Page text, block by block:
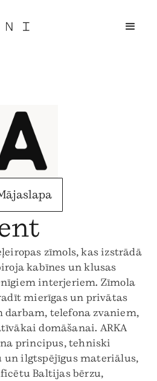
zīmols, kas izstrādā
kabīnes un klusas
interjeriem. Zīmola
mierīgas un privātas
telefona zvaniem,
domāšanai. ARKA
principus, tehniski
ilgtspējīgus materiālus,
Baltijas bērzu,